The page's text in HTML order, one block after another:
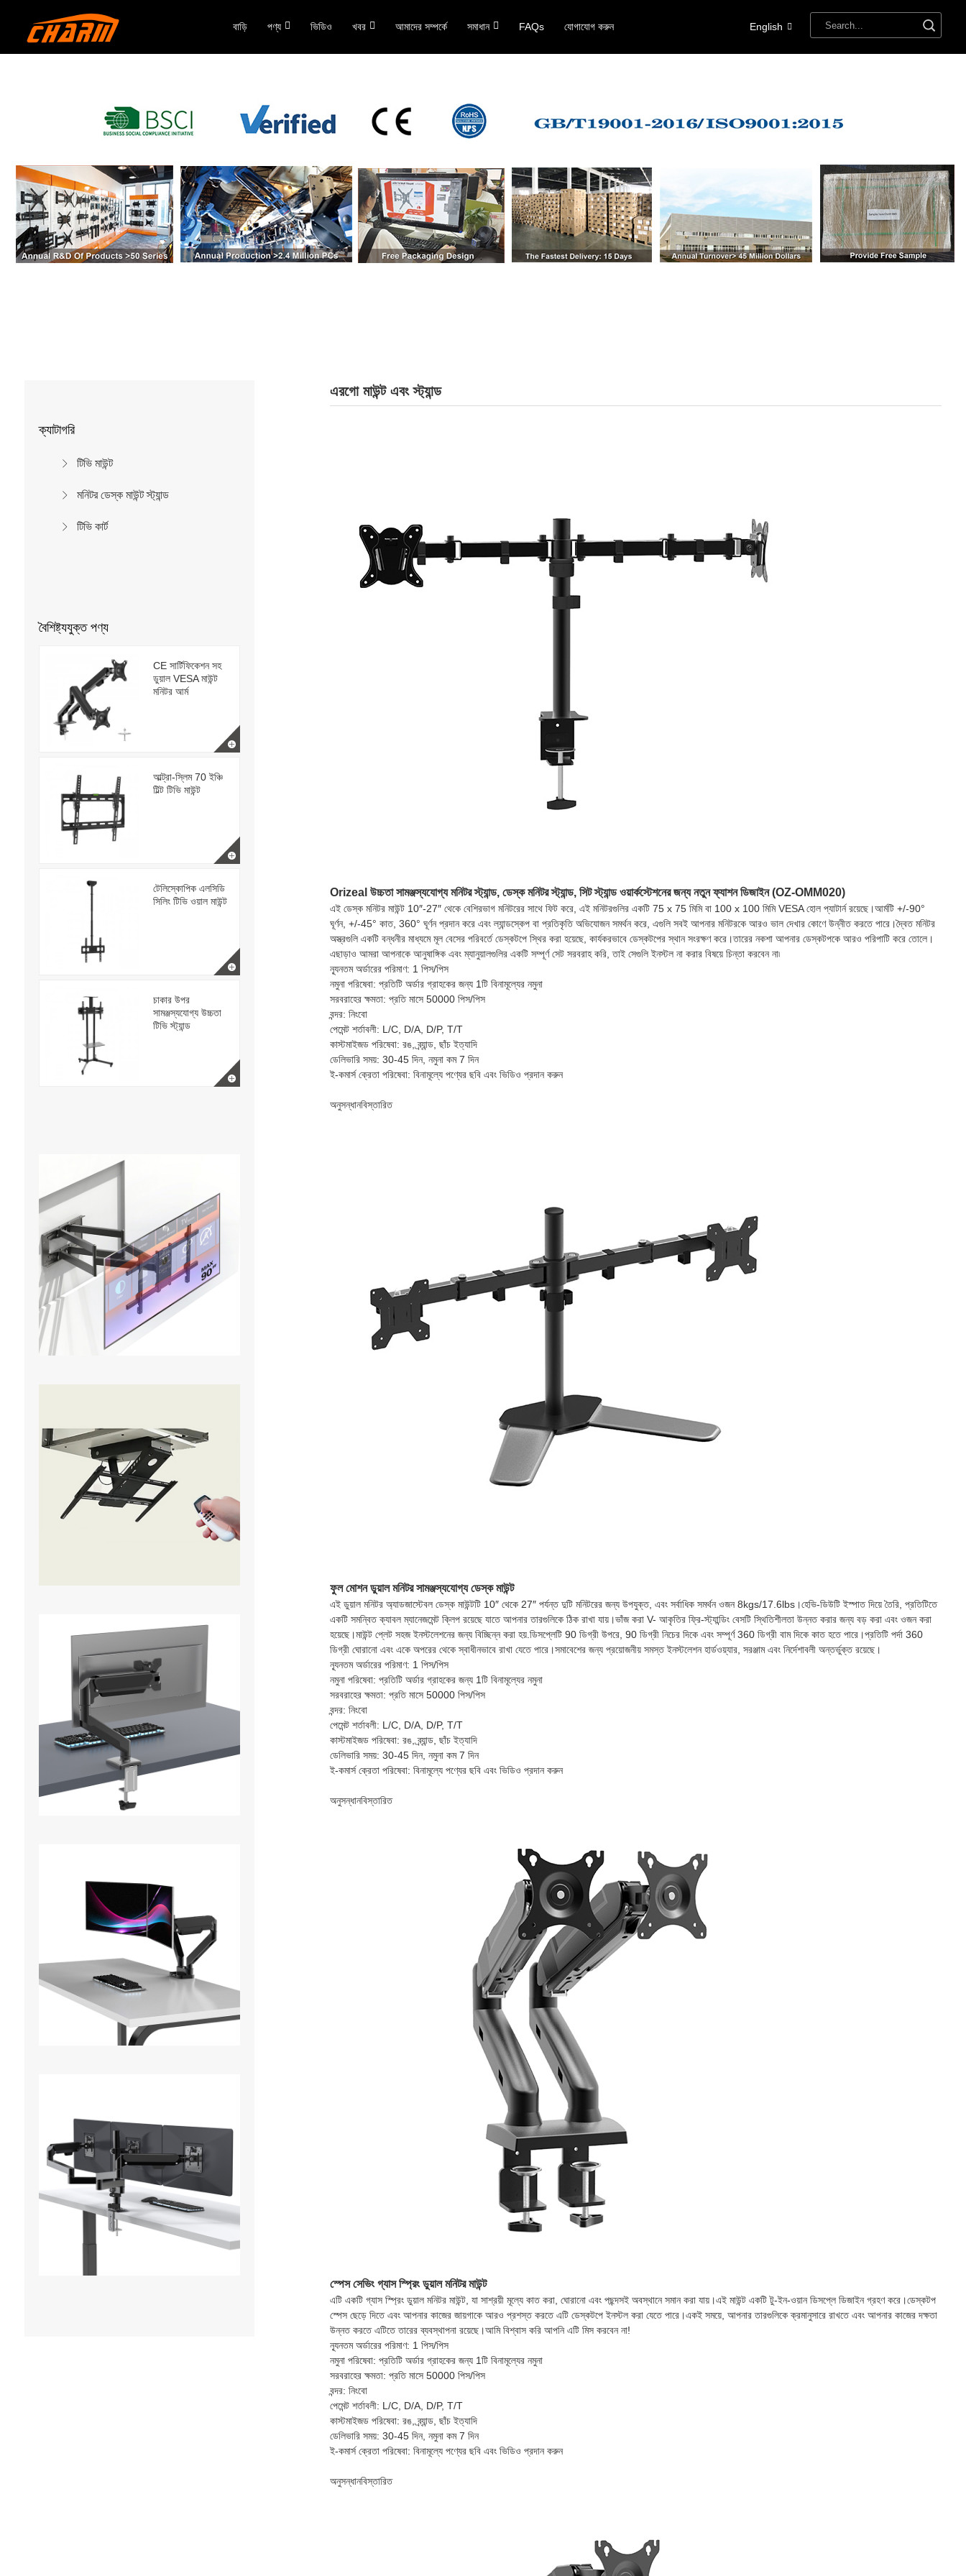
বাড়ি পণ্য ভিডিও খবর আমাদের সম্পর্কে সমাধান FAQs যোগাযোগ করুন English
ক্যাটাগরি
টিভি মাউন্ট
মনিটর ডেস্ক মাউন্ট স্ট্যান্ড
টিভি কার্ট
বৈশিষ্ট্যযুক্ত পণ্য
CE সার্টিফিকেশন সহ
ডুয়াল VESA মাউন্ট
মনিটর আর্ম
আল্ট্রা-স্লিম 70 ইঞ্চি
টিল্ট টিভি মাউন্ট
টেলিস্কোপিক এলসিডি
সিলিং টিভি ওয়াল মাউন্ট
চাকার উপর
সামঞ্জস্যযোগ্য উচ্চতা
টিভি স্ট্যান্ড
এরগো মাউন্ট এবং স্ট্যান্ড
Orizeal উচ্চতা সামঞ্জস্যযোগ্য মনিটর স্ট্যান্ড, ডেস্ক মনিটর স্ট্যান্ড, সিট স্ট্যান্ড ওয়ার্কস্টেশনের জন্য নতুন ফ্যাশন ডিজাইন (OZ-OMM020)
এই ডেস্ক মনিটর মাউন্ট 10″-27″ থেকে বেশিরভাগ মনিটরের সাথে ফিট করে, এই মনিটরগুলির একটি 75 x 75 মিমি বা 100 x 100 মিমি VESA হোল প্যাটার্ন রয়েছে।আর্মটি +/-90°
ঘূর্ণন, +/-45° কাত, 360° ঘূর্ণন প্রদান করে এবং ল্যান্ডস্কেপ বা প্রতিকৃতি অভিযোজন সমর্থন করে, এগুলি সবই আপনার মনিটরকে আরও ভাল দেখার কোণে উন্নীত করতে পারে।দ্বৈত মনিটর
অস্ত্রগুলি একটি বন্ধনীর মাধ্যমে মূল বেসের পরিবর্তে ডেস্কটপে স্থির করা হয়েছে, কার্যকরভাবে ডেস্কটপের স্থান সংরক্ষণ করে।তারের নকশা আপনার ডেস্কটপকে আরও পরিপাটি করে তোলে।
এছাড়াও আমরা আপনাকে আনুষাঙ্গিক এবং ম্যানুয়ালগুলির একটি সম্পূর্ণ সেট সরবরাহ করি, তাই সেগুলি ইনস্টল না করার বিষয়ে চিন্তা করবেন না৷
ন্যূনতম অর্ডারের পরিমাণ: 1 পিস/পিস
নমুনা পরিষেবা: প্রতিটি অর্ডার গ্রাহকের জন্য 1টি বিনামূল্যের নমুনা
সরবরাহের ক্ষমতা: প্রতি মাসে 50000 পিস/পিস
বন্দর: নিংবো
পেমেন্ট শর্তাবলী: L/C, D/A, D/P, T/T
কাস্টমাইজড পরিষেবা: রঙ, ব্র্যান্ড, ছাঁচ ইত্যাদি
ডেলিভারি সময়: 30-45 দিন, নমুনা কম 7 দিন
ই-কমার্স ক্রেতা পরিষেবা: বিনামূল্যে পণ্যের ছবি এবং ভিডিও প্রদান করুন
অনুসন্ধানবিস্তারিত
ফুল মোশন ডুয়াল মনিটর সামঞ্জস্যযোগ্য ডেস্ক মাউন্ট
এই ডুয়াল মনিটর অ্যাডজাস্টেবল ডেস্ক মাউন্টটি 10″ থেকে 27″ পর্যন্ত দুটি মনিটরের জন্য উপযুক্ত, এবং সর্বাধিক সমর্থন ওজন 8kgs/17.6lbs।হেভি-ডিউটি ​​ইস্পাত দিয়ে তৈরি, প্রতিটিতে
একটি সমন্বিত ক্যাবল ম্যানেজমেন্ট ক্লিপ রয়েছে যাতে আপনার তারগুলিকে ঠিক রাখা যায়।ভাঁজ করা V- আকৃতির ফ্রি-স্ট্যান্ডিং বেসটি স্থিতিশীলতা উন্নত করার জন্য বড় করা এবং ওজন করা
হয়েছে।মাউন্ট প্লেট সহজ ইনস্টলেশনের জন্য বিচ্ছিন্ন করা হয়.ডিসপ্লেটি 90 ডিগ্রী উপরে, 90 ডিগ্রী নিচের দিকে এবং সম্পূর্ণ 360 ডিগ্রী বাম দিকে কাত হতে পারে।প্রতিটি পর্দা 360
ডিগ্রী ঘোরানো এবং একে অপরের থেকে স্বাধীনভাবে রাখা যেতে পারে।সমাবেশের জন্য প্রয়োজনীয় সমস্ত ইনস্টলেশন হার্ডওয়্যার, সরঞ্জাম এবং নির্দেশাবলী অন্তর্ভুক্ত রয়েছে।
ন্যূনতম অর্ডারের পরিমাণ: 1 পিস/পিস
নমুনা পরিষেবা: প্রতিটি অর্ডার গ্রাহকের জন্য 1টি বিনামূল্যের নমুনা
সরবরাহের ক্ষমতা: প্রতি মাসে 50000 পিস/পিস
বন্দর: নিংবো
পেমেন্ট শর্তাবলী: L/C, D/A, D/P, T/T
কাস্টমাইজড পরিষেবা: রঙ, ব্র্যান্ড, ছাঁচ ইত্যাদি
ডেলিভারি সময়: 30-45 দিন, নমুনা কম 7 দিন
ই-কমার্স ক্রেতা পরিষেবা: বিনামূল্যে পণ্যের ছবি এবং ভিডিও প্রদান করুন
অনুসন্ধানবিস্তারিত
স্পেস সেভিং গ্যাস স্প্রিং ডুয়াল মনিটর মাউন্ট
এটি একটি গ্যাস স্প্রিং ডুয়াল মনিটর মাউন্ট, যা সাশ্রয়ী মূল্যে কাত করা, ঘোরানো এবং পছন্দসই অবস্থানে সমান করা যায়।এই মাউন্ট একটি টু-ইন-ওয়ান ডিসপ্লে ডিজাইন গ্রহণ করে।ডেস্কটপ
স্পেস ছেড়ে দিতে এবং আপনার কাজের জায়গাকে আরও প্রশস্ত করতে এটি ডেস্কটপে ইনস্টল করা যেতে পারে।একই সময়ে, আপনার তারগুলিকে ক্রমানুসারে রাখতে এবং আপনার কাজের দক্ষতা
উন্নত করতে এটিতে তারের ব্যবস্থাপনা রয়েছে।আমি বিশ্বাস করি আপনি এটি মিস করবেন না!
ন্যূনতম অর্ডারের পরিমাণ: 1 পিস/পিস
নমুনা পরিষেবা: প্রতিটি অর্ডার গ্রাহকের জন্য 1টি বিনামূল্যের নমুনা
সরবরাহের ক্ষমতা: প্রতি মাসে 50000 পিস/পিস
বন্দর: নিংবো
পেমেন্ট শর্তাবলী: L/C, D/A, D/P, T/T
কাস্টমাইজড পরিষেবা: রঙ, ব্র্যান্ড, ছাঁচ ইত্যাদি
ডেলিভারি সময়: 30-45 দিন, নমুনা কম 7 দিন
ই-কমার্স ক্রেতা পরিষেবা: বিনামূল্যে পণ্যের ছবি এবং ভিডিও প্রদান করুন
অনুসন্ধানবিস্তারিত